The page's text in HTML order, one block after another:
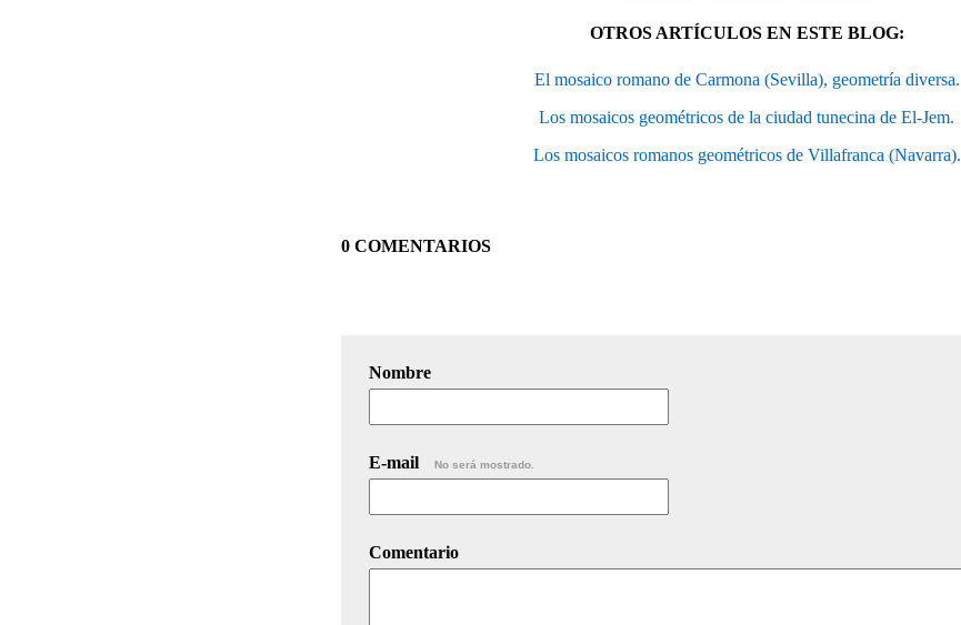
OTROS ARTÍCULOS EN ESTE BLOG:
El mosaico romano de Carmona (Sevilla), geometría diversa.
Los mosaicos geométricos de la ciudad tunecina de El-Jem.
Los mosaicos romanos geométricos de Villafranca (Navarra).
0 COMENTARIOS
Nombre
E-mail No será mostrado.
Comentario